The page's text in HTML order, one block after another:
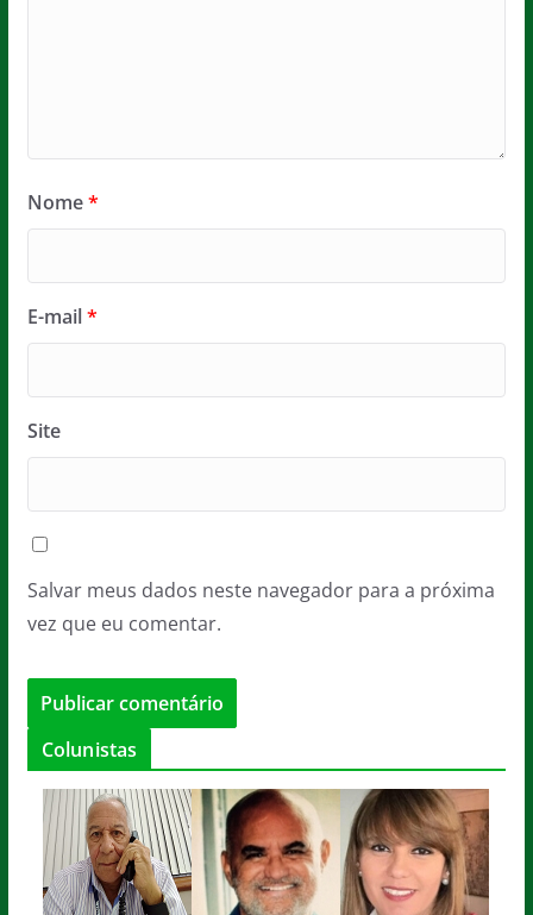
Nome*
E-mail*
Site
Salvar meus dados neste navegador para a próxima
vez que eu comentar.
Colunistas